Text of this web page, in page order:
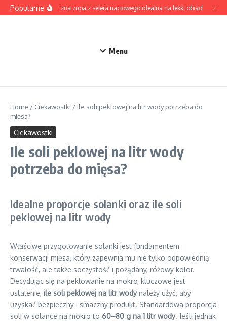
Przejdź do treści
PopularneAromatyczna zupa z selera naciowego idealna na lekki obiad
Menu
Home / Ciekawostki / Ile soli peklowej na litr wody potrzeba do
mięsa?
Ciekawostki
Ile soli peklowej na litr wody
potrzeba do mięsa?
Idealne proporcje solanki oraz ile soli
peklowej na litr wody
Właściwe przygotowanie solanki jest fundamentem
konserwacji mięsa, który zapewnia mu nie tylko odpowiednią
trwałość, ale także soczystość i pożądany, różowy kolor.
Decydując się na peklowanie na mokro, kluczowe jest
ustalenie, ile soli peklowej na litr wodynależy użyć, aby
uzyskać bezpieczny i smaczny produkt. Standardowa proporcja
soli w solance na mokro to 60–80 g na 1 litr wody. Jeśli jednak